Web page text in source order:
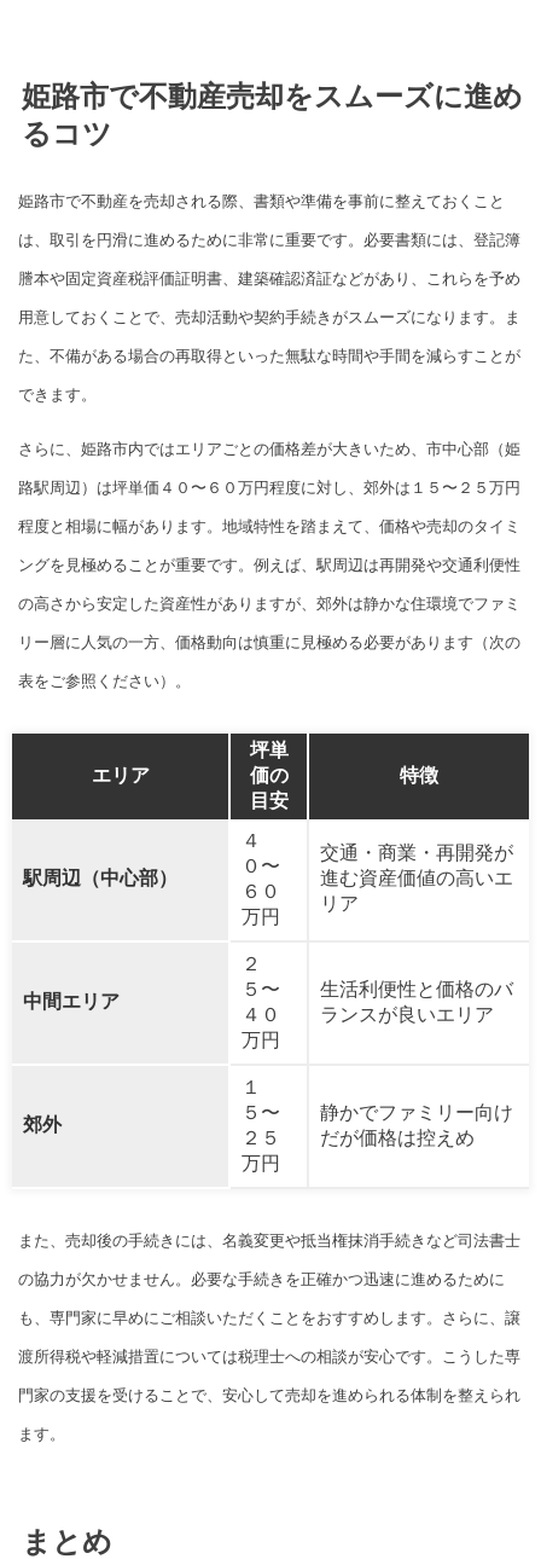
姫路市で不動産売却をスムーズに進め
るコツ
姫路市で不動産を売却される際、書類や準備を事前に整えておくこと
は、取引を円滑に進めるために非常に重要です。必要書類には、登記簿
謄本や固定資産税評価証明書、建築確認済証などがあり、これらを予め
用意しておくことで、売却活動や契約手続きがスムーズになります。ま
た、不備がある場合の再取得といった無駄な時間や手間を減らすことが
できます。
さらに、姫路市内ではエリアごとの価格差が大きいため、市中心部（姫
路駅周辺）は坪単価４０〜６０万円程度に対し、郊外は１５〜２５万円
程度と相場に幅があります。地域特性を踏まえて、価格や売却のタイミ
ングを見極めることが重要です。例えば、駅周辺は再開発や交通利便性
の高さから安定した資産性がありますが、郊外は静かな住環境でファミ
リー層に人気の一方、価格動向は慎重に見極める必要があります（次の
表をご参照ください）。
エリア
坪単
価の
目安
特徴
駅周辺（中心部）
４
０〜
６０
万円
交通・商業・再開発が
進む資産価値の高いエ
リア
中間エリア
２
５〜
４０
万円
生活利便性と価格のバ
ランスが良いエリア
郊外
１
５〜
２５
万円
静かでファミリー向け
だが価格は控えめ
また、売却後の手続きには、名義変更や抵当権抹消手続きなど司法書士
の協力が欠かせません。必要な手続きを正確かつ迅速に進めるために
も、専門家に早めにご相談いただくことをおすすめします。さらに、譲
渡所得税や軽減措置については税理士への相談が安心です。こうした専
門家の支援を受けることで、安心して売却を進められる体制を整えられ
ます。
まとめ